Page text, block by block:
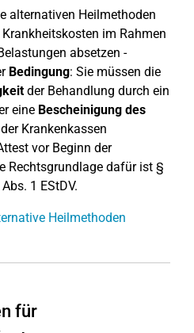
alternativen Heilmethoden
im Rahmen
absetzen -
Bedingung: Sie müssen die
der Behandlung durch ein
eine Bescheinigung des
der Krankenkassen
vor Beginn der
Rechtsgrundlage dafür ist §
1 EStDV.
Heilmethoden
für